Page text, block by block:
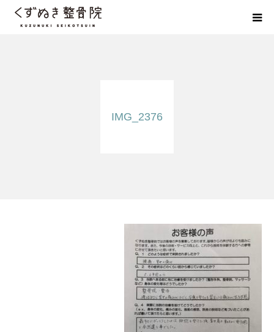
IMG_2376
佐野市の交通事故治療 整骨院